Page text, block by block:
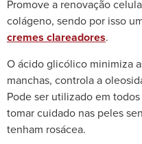
Promove a renovação
colágeno, sendo por isso
cremes clareadores.
O ácido glicólico minimiza
manchas, controla a
Pode ser utilizado em
tomar cuidado nas peles
tenham rosácea.